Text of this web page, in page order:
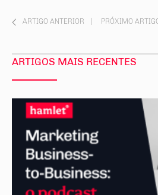
ARTIGO ANTERIOR PRÓXIMO
ARTIGOS MAIS RECENTES